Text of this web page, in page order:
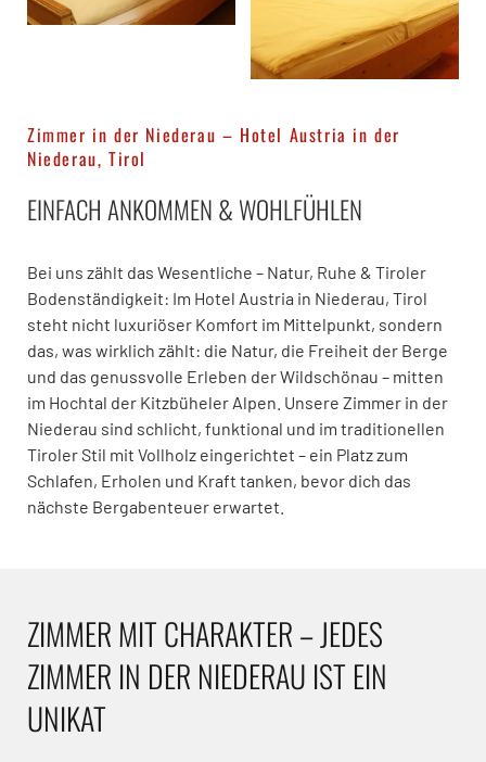
Zimmer in der Niederau – Hotel Austria in der
Niederau, Tirol
EINFACH ANKOMMEN & WOHLFÜHLEN
Bei uns zählt das Wesentliche – Natur, Ruhe & Tiroler
Bodenständigkeit: Im Hotel Austria in Niederau, Tirol
steht nicht luxuriöser Komfort im Mittelpunkt, sondern
das, was wirklich zählt: die Natur, die Freiheit der Berge
und das genussvolle Erleben der Wildschönau – mitten
im Hochtal der Kitzbüheler Alpen. Unsere Zimmer in der
Niederau sind schlicht, funktional und im traditionellen
Tiroler Stil mit Vollholz eingerichtet – ein Platz zum
Schlafen, Erholen und Kraft tanken, bevor dich das
nächste Bergabenteuer erwartet.
ZIMMER MIT CHARAKTER – JEDES
ZIMMER IN DER NIEDERAU IST EIN
UNIKAT